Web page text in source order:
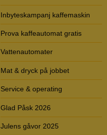
Inbyteskampanj kaffemaskin
Prova kaffeautomat gratis
Vattenautomater
Mat & dryck på jobbet
Service & operating
Glad Påsk 2026
Julens gåvor 2025